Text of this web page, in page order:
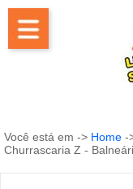
Você está em -> Home -
Churrascaria Z -